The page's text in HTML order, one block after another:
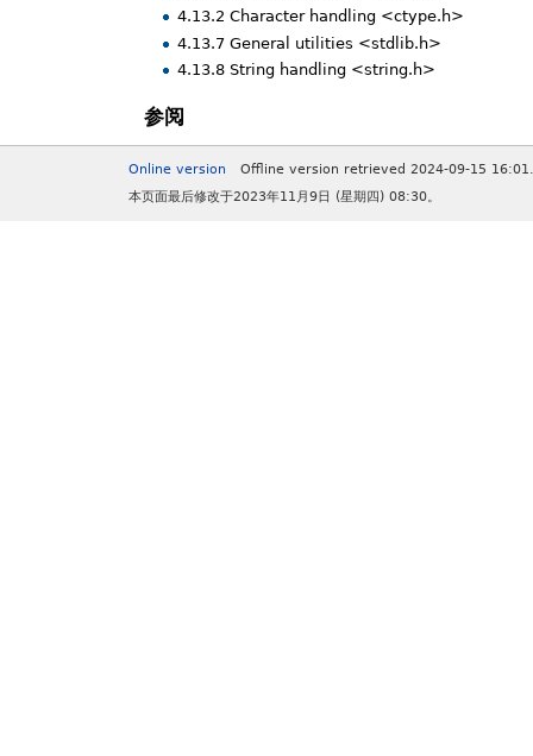
4.13.2 Character handling <ctype.h>
4.13.7 General utilities <stdlib.h>
4.13.8 String handling <string.h>
参阅
Online version
Offline version retrieved 2024-09-15 16:01.
本页面最后修改于2023年11月9日 (星期四) 08:30。